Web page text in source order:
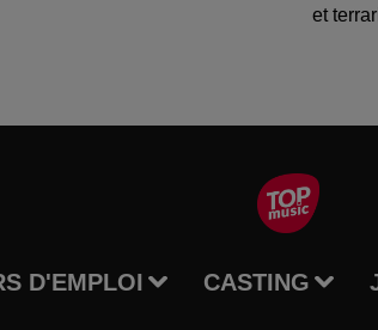
et
D'EMPLOI CASTING